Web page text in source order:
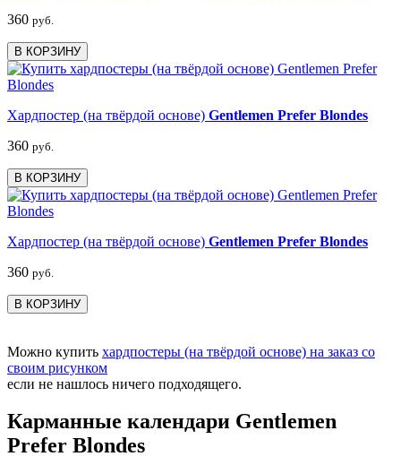
360 руб.
В КОРЗИНУ
Хардпостер (на твёрдой основе) Gentlemen Prefer Blondes
360 руб.
В КОРЗИНУ
Хардпостер (на твёрдой основе) Gentlemen Prefer Blondes
360 руб.
В КОРЗИНУ
Можно купить хардпостеры (на твёрдой основе) на заказ со
своим рисунком
если не нашлось ничего подходящего.
Карманные календари Gentlemen
Prefer Blondes